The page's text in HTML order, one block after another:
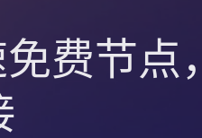
费节点，